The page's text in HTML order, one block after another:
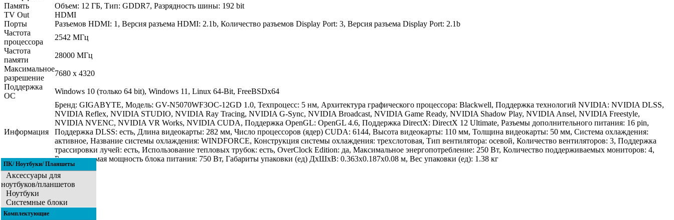
Память
Объем: 12 ГБ, Тип: GDDR7, Разрядность шины: 192 bit
TV Out
HDMI
Порты
Разъемов HDMI: 1, Версия разъема HDMI: 2.1b, Количество разъемов Display Port: 3, Версия разъема Display Port: 2.1b
Частота
процессора
2542 МГц
Частота
памяти
28000 МГц
Максимальное
разрешение
7680 х 4320
Поддержка
ОС
Windows 10 (только 64 bit), Windows 11, Linux 64-Bit, FreeBSDx64
Информация
Бренд: GIGABYTE, Модель: GV-N5070WF3OC-12GD 1.0, Техпроцесс: 5 нм, Архитектура графического процессора: Blackwell, Поддержка технологий NVIDIA: NVIDIA DLSS,
NVIDIA Reflex, NVIDIA STUDIO, NVIDIA Ray Tracing, NVIDIA G-Sync, NVIDIA Broadcast, NVIDIA Game Ready, NVIDIA Shadow Play, NVIDIA Ansel, NVIDIA Freestyle,
NVIDIA NVENC, NVIDIA VR Works, NVIDIA CUDA, Поддержка OpenGL: OpenGL 4.6, Поддержка DirectX: DirectX 12 Ultimate, Разъемы дополнительного питания: 16 pin,
Поддержка DLSS: есть, Длина видеокарты: 282 мм, Число процессоров (ядер) CUDA: 6144, Высота видеокарты: 110 мм, Толщина видеокарты: 50 мм, Система охлаждения:
активное, Название системы охлаждения: WINDFORCE, Конструкция системы охлаждения: трехслотовая, Тип вентилятора: осевой, Количество вентиляторов: 3, Поддержка
трассировки лучей: есть, Использование тепловых трубок: есть, OverClock Edition: да, Максимальное энергопотребление: 250 Вт, Количество поддерживаемых мониторов: 4,
Рекомендуемая мощность блока питания: 750 Вт, Габариты упаковки (ед) ДхШхВ: 0.363x0.187x0.08 м, Вес упаковки (ед): 1.38 кг
ПК/ Ноутбуки/ Планшеты
Аксессуары для
ноутбуков/планшетов
Ноутбуки
Системные блоки
Комплектующие